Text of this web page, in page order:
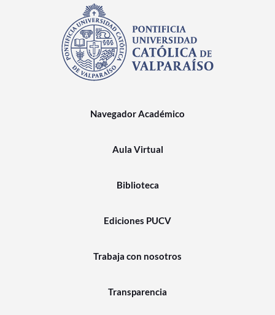
Navegador Académico
Aula Virtual
Biblioteca
Ediciones PUCV
Trabaja con nosotros
Transparencia